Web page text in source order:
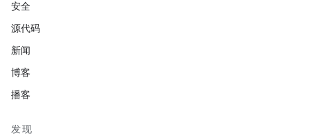
安全
源代码
新闻
博客
播客
发现